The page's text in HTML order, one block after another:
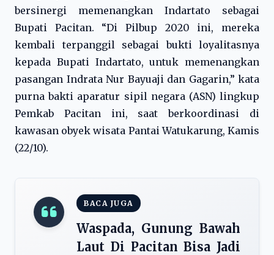
bersinergi memenangkan Indartato sebagai
Bupati Pacitan. “Di Pilbup 2020 ini, mereka
kembali terpanggil sebagai bukti loyalitasnya
kepada Bupati Indartato, untuk memenangkan
pasangan Indrata Nur Bayuaji dan Gagarin,” kata
purna bakti aparatur sipil negara (ASN) lingkup
Pemkab Pacitan ini, saat berkoordinasi di
kawasan obyek wisata Pantai Watukarung, Kamis
(22/10).
BACA JUGA
Waspada, Gunung Bawah
Laut Di Pacitan Bisa Jadi